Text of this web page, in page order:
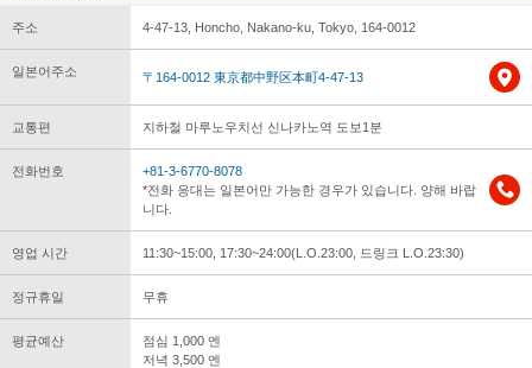
주소 4-47-13, Honcho, Nakano-ku, Tokyo, 164-0012
일본어주소 〒164-0012 東京都中野区本町4-47-13
교통편 지하철 마루노우치선 신나카노역 도보1분
전화번호
+81-3-6770-8078
*전화 응대는 일본어만 가능한 경우가 있습니다. 양해 바랍
니다.
영업 시간 11:30~15:00, 17:30~24:00(L.O.23:00, 드링크 L.O.23:30)
정규휴일 무휴
평균예산
점심 1,000 엔
저녁 3,500 엔